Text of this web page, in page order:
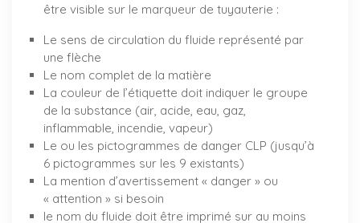
être visible sur le marqueur de tuyauterie :
Le sens de circulation du fluide représenté par
une flèche
Le nom complet de la matière
La couleur de l’étiquette doit indiquer le groupe
de la substance (air, acide, eau, gaz,
inflammable, incendie, vapeur)
Le ou les pictogrammes de danger CLP (jusqu’à
6 pictogrammes sur les 9 existants)
La mention d’avertissement « danger » ou
« attention » si besoin
le nom du fluide doit être imprimé sur au moins